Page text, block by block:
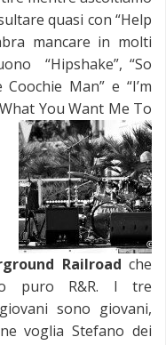
quasi con “Help
mancare in molti
“Hipshake”, “So
Man” e “I’m
You Want Me To
Railroadche
puro R&R. I tre
sono giovani,
voglia Stefano dei